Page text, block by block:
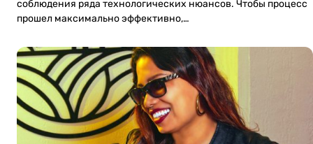
соблюдения ряда технологических нюансов. Чтобы процесс
прошел максимально эффективно,…